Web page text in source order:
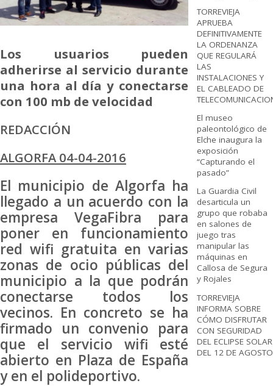
Los usuarios pueden
adherirse al servicio durante
una hora al día y conectarse
con 100 mb de velocidad
REDACCIÓN
ALGORFA 04-04-2016
El municipio de Algorfa ha
llegado a un acuerdo con la
empresa VegaFibra para
poner en funcionamiento
red wifi gratuita en varias
zonas de ocio públicas del
municipio a la que podrán
conectarse todos los
vecinos. En concreto se ha
firmado un convenio para
que el servicio wifi esté
abierto en Plaza de España
y en el polideportivo.
TORREVIEJA
APRUEBA
DEFINITIVAMENTE
LA ORDENANZA
QUE REGULARÁ
LAS
INSTALACIONES Y
EL CABLEADO DE
El museo
paleontológico de
Elche inaugura la
exposición
“Capturando el
pasado”
La Guardia Civil
desarticula un
grupo que robaba
en salones de
juego tras
manipular las
máquinas en
Callosa de Segura
y Rojales
TORREVIEJA
INFORMA SOBRE
CÓMO DISFRUTAR
CON SEGURIDAD
DEL ECLIPSE SOLAR
DEL 12 DE AGOSTO